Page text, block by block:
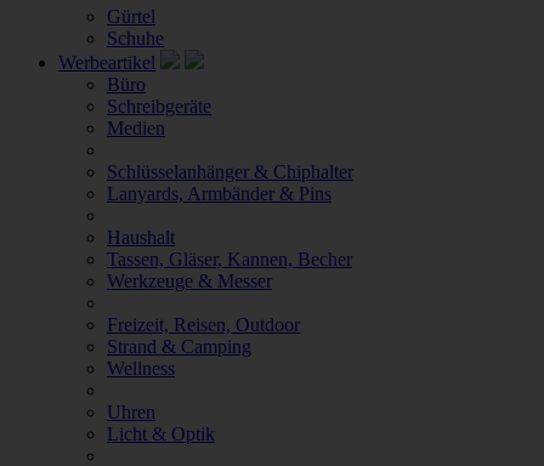
Gürtel
Schuhe
Werbeartikel
Büro
Schreibgeräte
Medien
Schlüsselanhänger & Chiphalter
Lanyards, Armbänder & Pins
Haushalt
Tassen, Gläser, Kannen, Becher
Werkzeuge & Messer
Freizeit, Reisen, Outdoor
Strand & Camping
Wellness
Uhren
Licht & Optik